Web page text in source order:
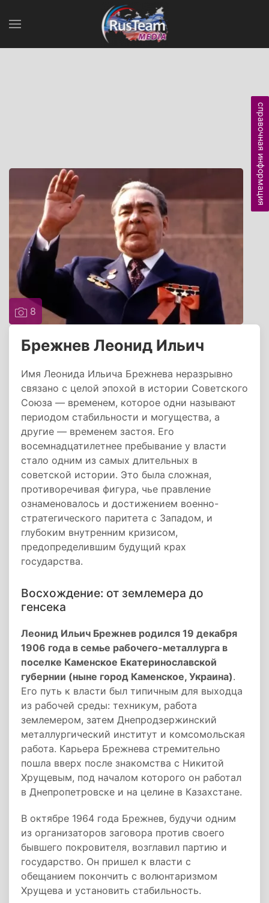
8
Брежнев Леонид Ильич
Имя Леонида Ильича Брежнева неразрывно
связано с целой эпохой в истории Советского
Союза — временем, которое одни называют
периодом стабильности и могущества, а
другие — временем застоя. Его
восемнадцатилетнее пребывание у власти
стало одним из самых длительных в
советской истории. Это была сложная,
противоречивая фигура, чье правление
ознаменовалось и достижением военно-
стратегического паритета с Западом, и
глубоким внутренним кризисом,
предопределившим будущий крах
государства.
Восхождение: от землемера до
генсека
Леонид Ильич Брежнев родился 19 декабря
1906 года в семье рабочего-металлурга в
поселке Каменское Екатеринославской
губернии (ныне город Каменское, Украина).
Его путь к власти был типичным для выходца
из рабочей среды: техникум, работа
землемером, затем Днепродзержинский
металлургический институт и комсомольская
работа. Карьера Брежнева стремительно
пошла вверх после знакомства с Никитой
Хрущевым, под началом которого он работал
в Днепропетровске и на целине в Казахстане.
В октябре 1964 года Брежнев, будучи одним
из организаторов заговора против своего
бывшего покровителя, возглавил партию и
государство. Он пришел к власти с
обещанием покончить с волюнтаризмом
Хрущева и установить стабильность.
справочная информация